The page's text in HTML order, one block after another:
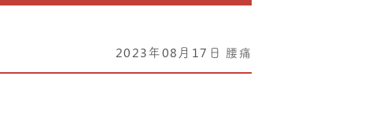
2023年08月17日 腰痛